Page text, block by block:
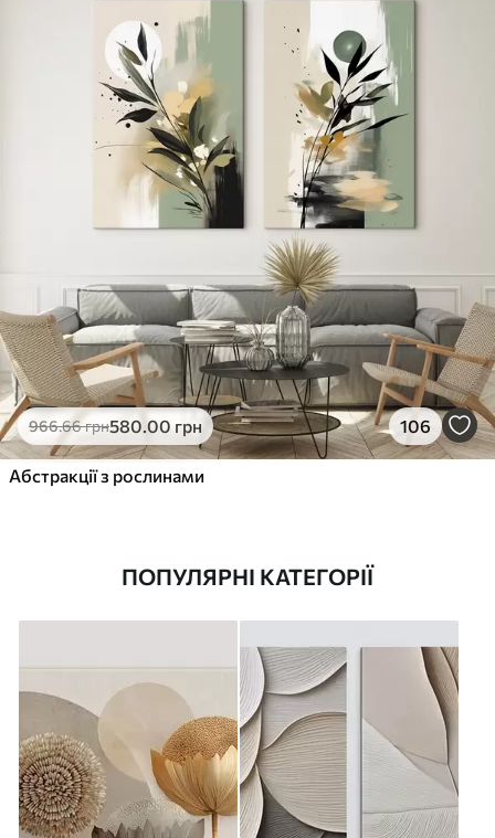
966.66грн580.00 грн 106
Абстракції з рослинами
ПОПУЛЯРНІ КАТЕГОРІЇ